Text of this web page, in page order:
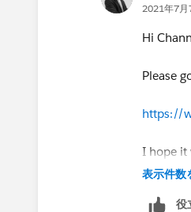
2021年7
Hi
Please
https://
I hope it
Best
表示件数
役